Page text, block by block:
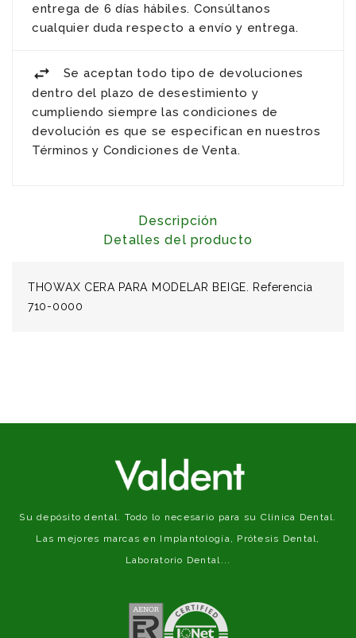
entrega de 6 días hábiles. Consúltanos
cualquier duda respecto a envío y entrega.
Se aceptan todo tipo de devoluciones
dentro del plazo de desestimiento y
cumpliendo siempre las condiciones de
devolución es que se especifican en nuestros
Términos y Condiciones de Venta.
Descripción
Detalles del producto
THOWAX CERA PARA MODELAR BEIGE. Referencia
710-0000
Su depósito dental. Todo lo necesario para su Clínica Dental.
Las mejores marcas en Implantología, Prótesis Dental,
Laboratorio Dental...